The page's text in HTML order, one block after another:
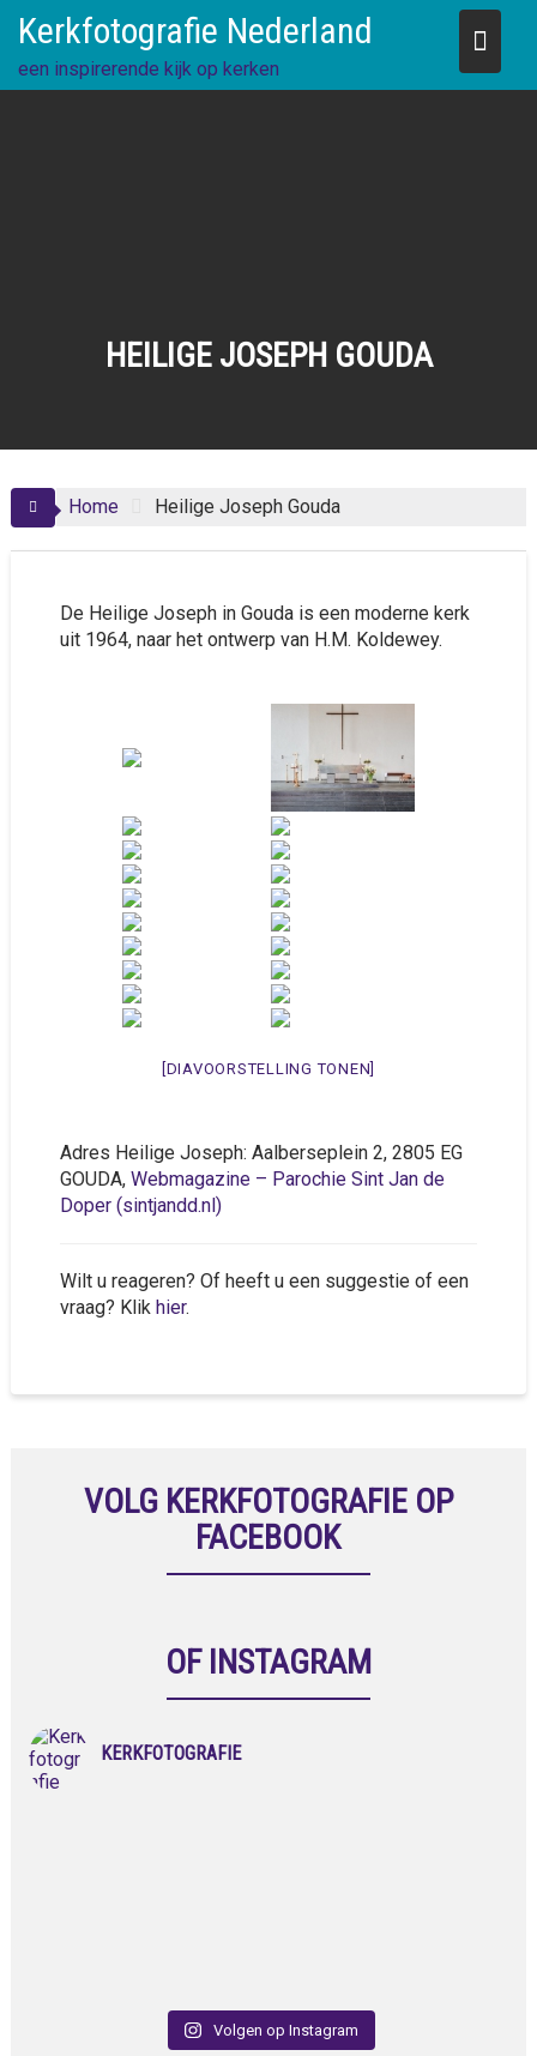
content
Kerkfotografie Nederland
een inspirerende kijk op kerken
HEILIGE JOSEPH GOUDA
Home Heilige Joseph Gouda
De Heilige Joseph in Gouda is een moderne kerk
uit 1964, naar het ontwerp van H.M. Koldewey.
[DIAVOORSTELLING TONEN]
Adres Heilige Joseph: Aalberseplein 2, 2805 EG
GOUDA, Webmagazine – Parochie Sint Jan de
Doper (sintjandd.nl)
Wilt u reageren? Of heeft u een suggestie of een
vraag? Klik hier.
VOLG KERKFOTOGRAFIE OP
FACEBOOK
OF INSTAGRAM
KERKFOTOGRAFIE
Volgen op Instagram